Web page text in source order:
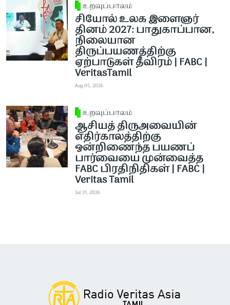
உறவுப்பாலம்
சியோல் உலக இளைஞர்
தினம் 2027: பாதுகாப்பான,
நிலையான
திருப்பயணத்திற்கு
ஏற்பாடுகள் தீவிரம் | FABC |
VeritasTamil
Aug 05, 2026
உறவுப்பாலம்
ஆசியத் திருஅவையின்
எதிர்காலத்திற்கு
ஒன்றிணைந்த பயணப்
பார்வையை முன்வைத்த
FABC பிரதிநிதிகள் | FABC |
Veritas Tamil
Jul 31, 2026